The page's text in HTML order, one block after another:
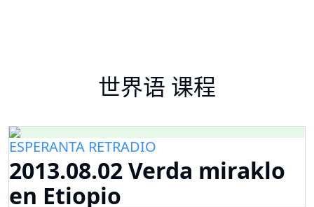
世界语 课程
ESPERANTA RETRADIO
2013.08.02 Verda miraklo
en Etiopio